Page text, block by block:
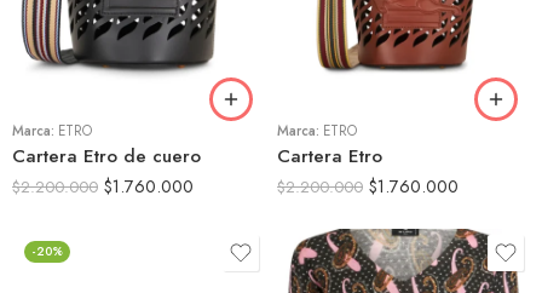
Marca: ETRO
Cartera Etro de cuero
$2.200.000 $1.760.000
Marca: ETRO
Cartera Etro
$2.200.000 $1.760.000
-20%